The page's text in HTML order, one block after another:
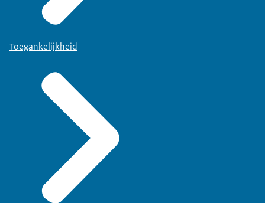
Toegankelijkheid